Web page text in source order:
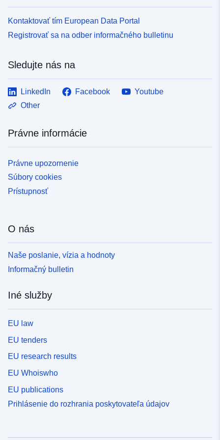
Kontaktovať tím European Data Portal
Registrovať sa na odber informačného bulletinu
Sledujte nás na
LinkedIn Facebook
Youtube
Other
Právne informácie
Právne upozornenie
Súbory cookies
Prístupnosť
O nás
Naše poslanie, vízia a hodnoty
Informačný bulletin
Iné služby
EU law
EU tenders
EU research results
EU Whoiswho
EU publications
Prihlásenie do rozhrania poskytovateľa údajov